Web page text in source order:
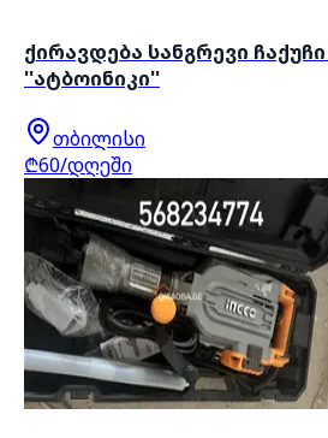
ქირავდება სანგრევი
''ატბოინიკი''
თბილისი
₾60/დღეში